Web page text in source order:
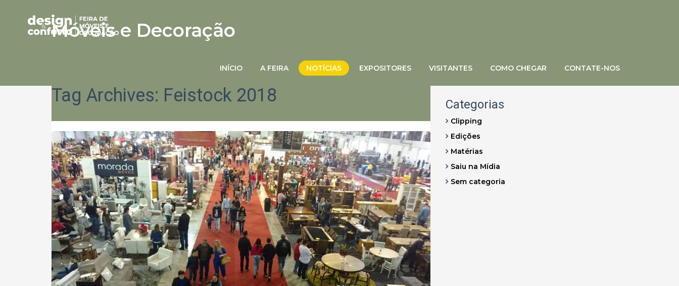
Móveis e Decoração
INÍCIO A FEIRA NOTÍCIAS EXPOSITORES VISITANTES COMO CHEGAR CONTATE-NOS
Tag Archives: Feistock 2018 Categorias
Clipping
Edições
Matérias
Saiu na Mídia
Sem categoria